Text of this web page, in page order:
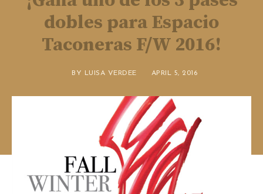
dobles para Espacio
Taconeras F/W 2016!
BY LUISA VERDEE APRIL 5, 2016